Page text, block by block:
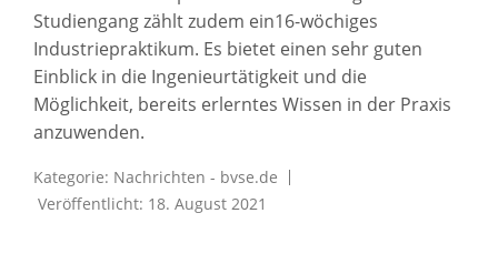
Studiengang zählt zudem ein16-wöchiges
Industriepraktikum. Es bietet einen sehr guten
Einblick in die Ingenieurtätigkeit und die
Möglichkeit, bereits erlerntes Wissen in der Praxis
anzuwenden.
Kategorie: Nachrichten - bvse.de
Veröffentlicht: 18. August 2021